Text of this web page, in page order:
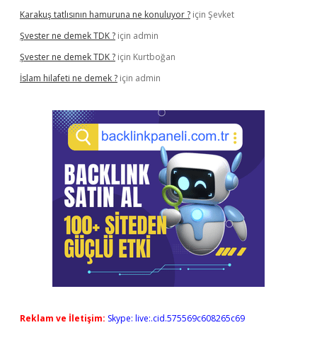
Karakuş tatlısının hamuruna ne konuluyor ? için Şevket
Şvester ne demek TDK ? için admin
Şvester ne demek TDK ? için Kurtboğan
İslam hilafeti ne demek ? için admin
Reklam ve İletişim: Skype: live:.cid.575569c608265c69